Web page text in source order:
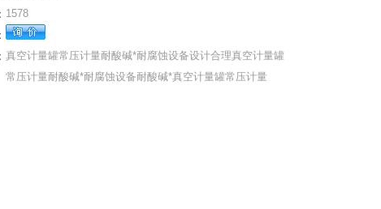
1578
真空计量罐常压计量耐酸碱*耐腐蚀设备设计合理真空计量罐
常压计量耐酸碱*耐腐蚀设备耐酸碱*真空计量罐常压计量